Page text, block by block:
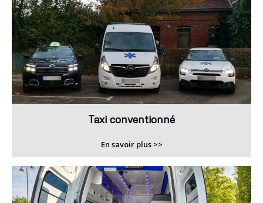
Taxi conventionné
En savoir plus >>